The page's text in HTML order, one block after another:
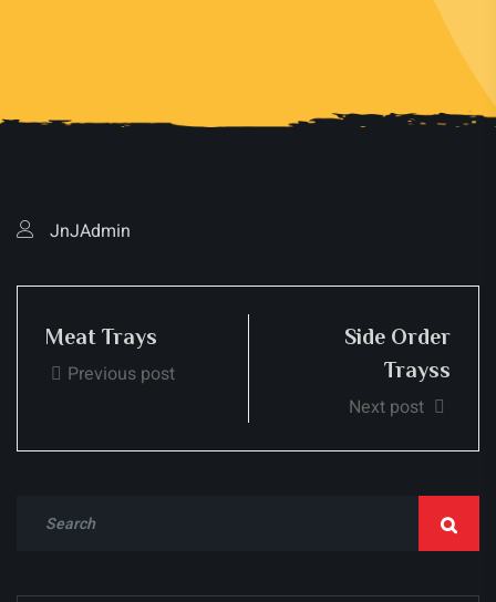
JnJAdmin
Meat Trays
Previous post
Side Order
Trayss
Next post